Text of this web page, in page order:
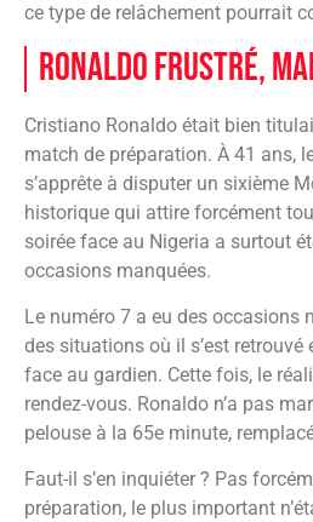
ce type de relâchement pourrait
Ronaldo frustré,
Cristiano Ronaldo était bien
match de préparation. À 41 ans,
s’apprête à disputer un sixième
historique qui attire forcément
soirée face au Nigeria a surtout
occasions manquées.
Le numéro 7 a eu des occasions
des situations où il s’est
face au gardien. Cette fois, le
rendez-vous. Ronaldo n’a pas
pelouse à la 65e minute,
Faut-il s’en inquiéter ? Pas
préparation, le plus important